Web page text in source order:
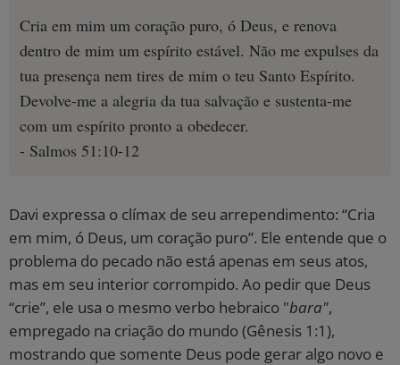
Cria em mim um coração puro, ó Deus, e renova
dentro de mim um espírito estável. Não me expulses da
tua presença nem tires de mim o teu Santo Espírito.
Devolve-me a alegria da tua salvação e sustenta-me
com um espírito pronto a obedecer.
- Salmos 51:10-12
Davi expressa o clímax de seu arrependimento: “Cria
em mim, ó Deus, um coração puro”. Ele entende que o
problema do pecado não está apenas em seus atos,
mas em seu interior corrompido. Ao pedir que Deus
“crie”, ele usa o mesmo verbo hebraico "bara",
empregado na criação do mundo (Gênesis 1:1),
mostrando que somente Deus pode gerar algo novo e